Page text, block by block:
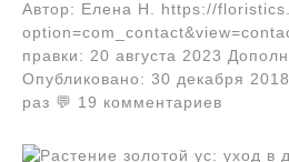
Автор: Елена Н. https://
правки: 20 августа 2023
Опубликовано: 30 декабря
раз 💬 19 комментариев